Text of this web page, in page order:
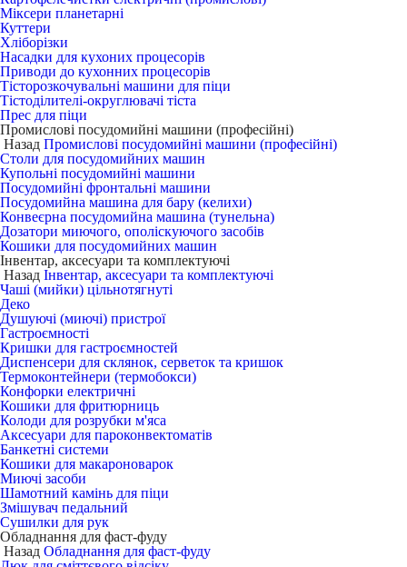
Міксери планетарні
Куттери
Хліборізки
Насадки для кухоних процесорів
Приводи до кухонних процесорів
Тісторозкочувальні машини для піци
Тістоділителі-округлювачі тіста
Прес для піци
Промислові посудомийні машини (професійні)
Назад Промислові посудомийні машини (професійні)
Столи для посудомийних машин
Купольні посудомийні машини
Посудомийні фронтальні машини
Посудомийна машина для бару (келихи)
Конвеєрна посудомийна машина (тунельна)
Дозатори миючого, ополіскуючого засобів
Кошики для посудомийних машин
Інвентар, аксесуари та комплектуючі
Назад Інвентар, аксесуари та комплектуючі
Чаші (мийки) цільнотягнуті
Деко
Душуючі (миючі) пристрої
Гастроємності
Кришки для гастроємностей
Диспенсери для склянок, серветок та кришок
Термоконтейнери (термобокси)
Конфорки електричні
Кошики для фритюрниць
Колоди для розрубки м'яса
Аксесуари для пароконвектоматів
Банкетні системи
Кошики для макароноварок
Миючі засоби
Шамотний камінь для піци
Змішувач педальний
Сушилки для рук
Обладнання для фаст-фуду
Назад Обладнання для фаст-фуду